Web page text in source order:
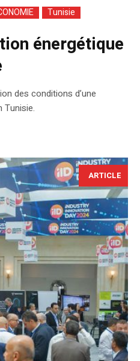
Tunisie
énergétique
des conditions d’une
Tunisie.
ARTICLE